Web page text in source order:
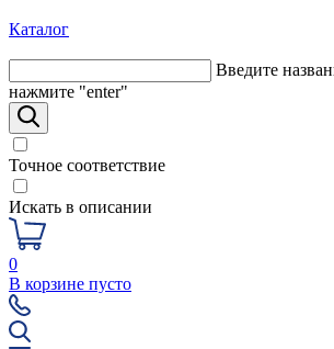
Каталог
Введите
нажмите "enter"
Точное соответствие
Искать в описании
0
В корзине пусто